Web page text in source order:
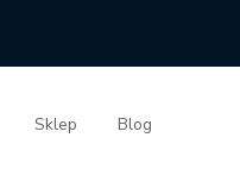
Sklep Blog